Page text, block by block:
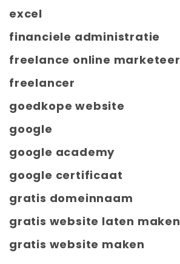
excel
financiele administratie
freelance online marketeer
freelancer
goedkope website
google
google academy
google certificaat
gratis domeinnaam
gratis website laten maken
gratis website maken